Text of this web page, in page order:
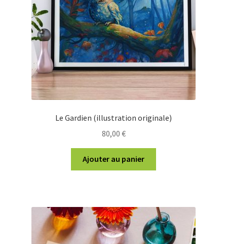
Le Gardien (illustration originale)
80,00 €
Ajouter au panier